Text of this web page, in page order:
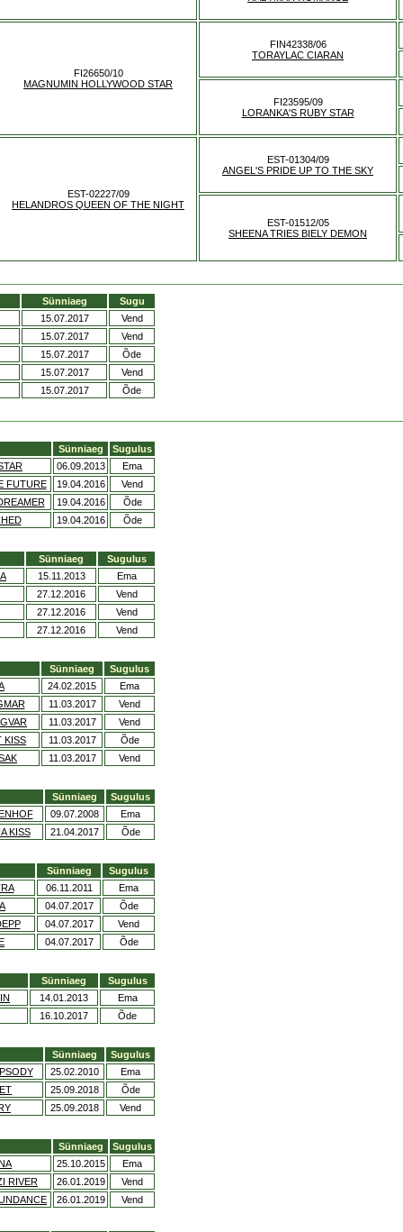
FI26650/10
MAGNUMIN HOLLYWOOD STAR
FIN42338/06
TORAYLAC CIARAN
FI23595/09
LORANKA'S RUBY STAR
EST-02227/09
HELANDROS QUEEN OF THE NIGHT
EST-01304/09
ANGEL'S PRIDE UP TO THE SKY
EST-01512/05
SHEENA TRIES BIELY DEMON
Sünniaeg
Sugu
15.07.2017
Vend
15.07.2017
Vend
15.07.2017
Õde
15.07.2017
Vend
15.07.2017
Õde
Sünniaeg
Sugulus
06.09.2013
Ema
FUTURE
19.04.2016
Vend
19.04.2016
Õde
19.04.2016 Õde
Sünniaeg
Sugulus
15.11.2013
Ema
27.12.2016
Vend
27.12.2016
Vend
27.12.2016
Vend
Sünniaeg
Sugulus
24.02.2015
Ema
11.03.2017
Vend
11.03.2017
Vend
KISS
11.03.2017
Õde
11.03.2017 Vend
Sünniaeg
Sugulus
09.07.2008
Ema
KISS
21.04.2017 Õde
Sünniaeg
Sugulus
06.11.2011
Ema
04.07.2017
Õde
04.07.2017
Vend
04.07.2017 Õde
Sünniaeg
Sugulus
14.01.2013
Ema
16.10.2017
Õde
Sünniaeg
Sugulus
25.02.2010
Ema
25.09.2018
Õde
25.09.2018 Vend
Sünniaeg
Sugulus
25.10.2015
Ema
RIVER
26.01.2019
Vend
26.01.2019 Vend